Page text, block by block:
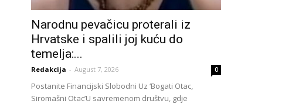
Narodnu pevačicu proterali iz
Hrvatske i spalili joj kuću do
temelja:...
Redakcija - August 7, 2026 0
Postanite Financijski Slobodni Uz ‘Bogati Otac,
Siromašni Otac’U savremenom društvu, gdje